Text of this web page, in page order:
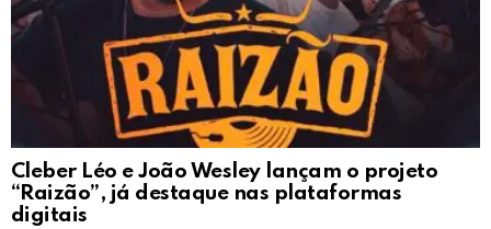
Cleber Léo e João Wesley lançam o projeto
“Raizão”, já destaque nas plataformas
digitais